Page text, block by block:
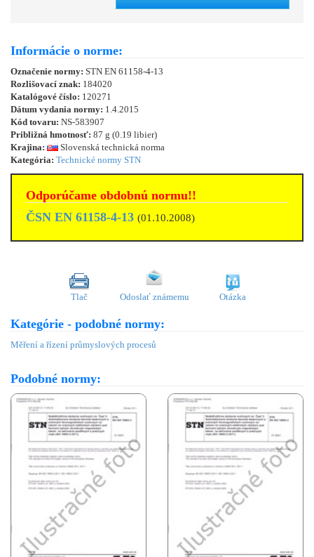
Informácie o norme:
Označenie normy: STN EN 61158-4-13
Rozlišovací znak: 184020
Katalógové číslo: 120271
Dátum vydania normy: 1.4.2015
Kód tovaru: NS-583907
Približná hmotnosť: 87 g (0.19 libier)
Krajina:
Slovenská technická norma
Kategória: Technické normy STN
Odporúčame obdobnú normu!!
ČSN EN 61158-4-13 (01.10.2008)
Tlač Odoslať známemu Otázka
Kategórie - podobné normy:
Měření a řízení průmyslových procesů
Podobné normy: